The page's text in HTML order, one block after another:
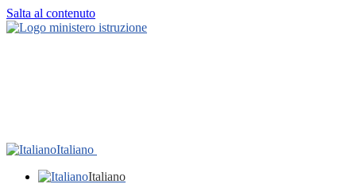
Salta al contenuto
Italiano
Italiano